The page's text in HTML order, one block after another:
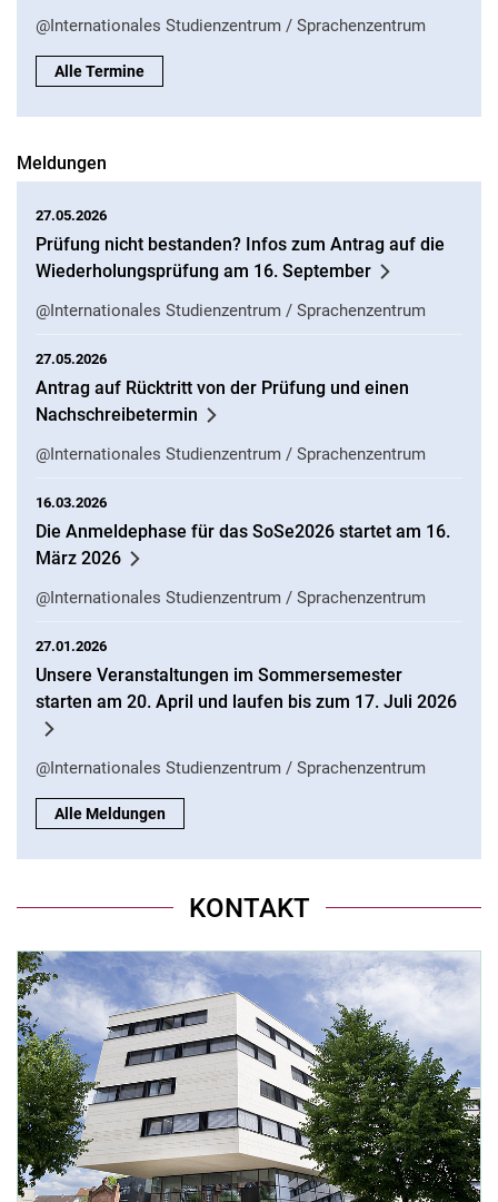
@Internationales Studienzentrum / Sprachenzentrum
Alle Termine
Meldungen
27.05.2026
Prüfung nicht bestanden? Infos zum Antrag auf die
Wiederholungsprüfung am 16. September
@Internationales Studienzentrum / Sprachenzentrum
27.05.2026
Antrag auf Rücktritt von der Prüfung und einen
Nachschreibetermin
@Internationales Studienzentrum / Sprachenzentrum
16.03.2026
Die Anmeldephase für das SoSe2026 startet am 16.
März 2026
@Internationales Studienzentrum / Sprachenzentrum
27.01.2026
Unsere Veranstaltungen im Sommersemester
starten am 20. April und laufen bis zum 17. Juli 2026
@Internationales Studienzentrum / Sprachenzentrum
Alle Meldungen
KONTAKT